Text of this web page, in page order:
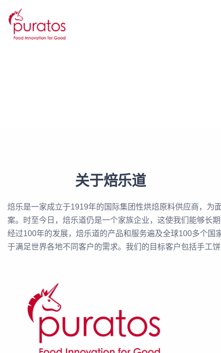
关于焙乐道
焙乐是一家成立于1919年的国际集团性烘焙原料供应商，为
案。时至今日，焙乐道仍是一个家族企业，这使我们能够长
经过100年的发展，焙乐道的产品和服务遍及全球100多个
于满足世界各地不同客户的需求。我们的目标客户包括手工